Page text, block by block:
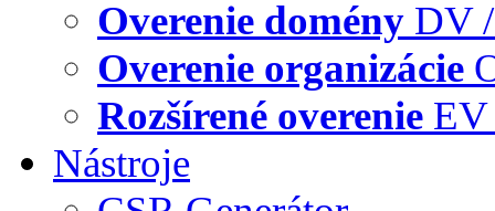
Overenie domény DV
Overenie organizácie
Rozšírené overenie EV
Nástroje